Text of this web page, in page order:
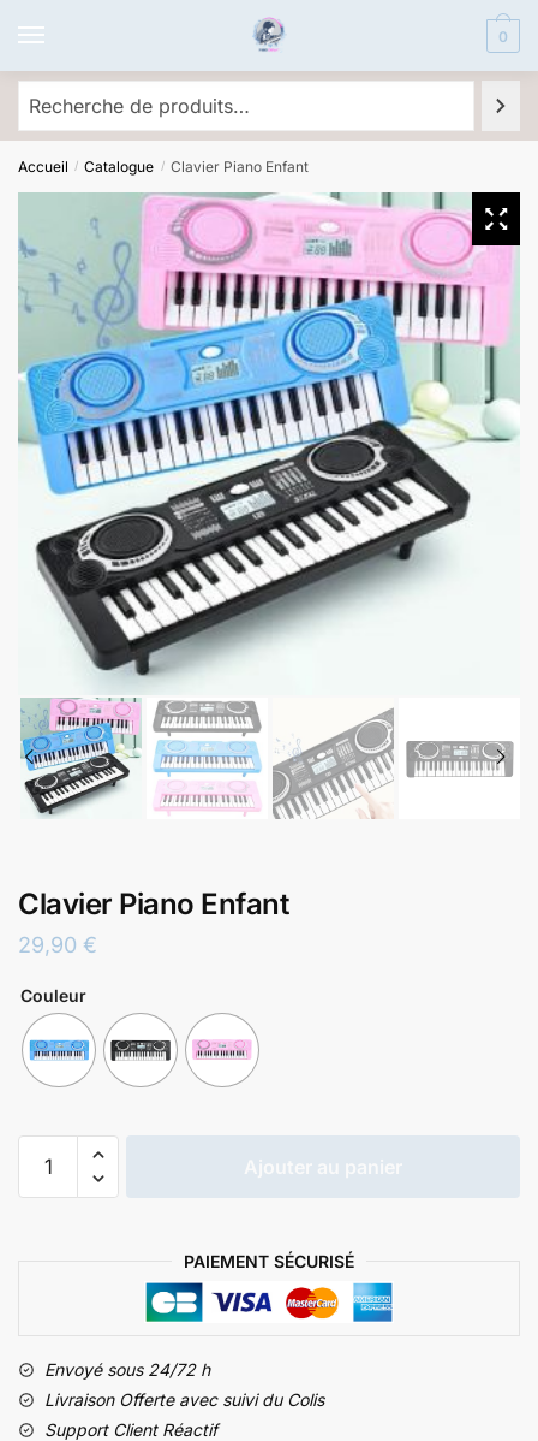
0
Accueil / Catalogue / Clavier Piano Enfant
Clavier Piano Enfant
29,90 €
Couleur
Ajouter au panier
PAIEMENT SÉCURISÉ
Envoyé sous 24/72 h
Livraison Offerte avec suivi du Colis
Support Client Réactif